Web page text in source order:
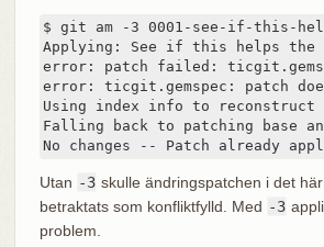
$ git am -3 0001-see-if-this-
Applying: See if this helps the
error: patch failed:
error: ticgit.gemspec: patch
Using index info to
Falling back to patching base
No changes -- Patch already
Utan -3 skulle ändringspatchen i det
betraktats som konfliktfylld. Med -3
problem.